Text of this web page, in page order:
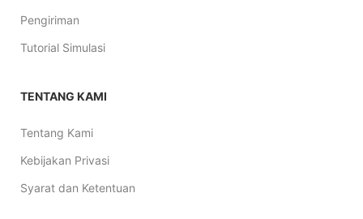
Pengiriman
Tutorial Simulasi
TENTANG KAMI
Tentang Kami
Kebijakan Privasi
Syarat dan Ketentuan